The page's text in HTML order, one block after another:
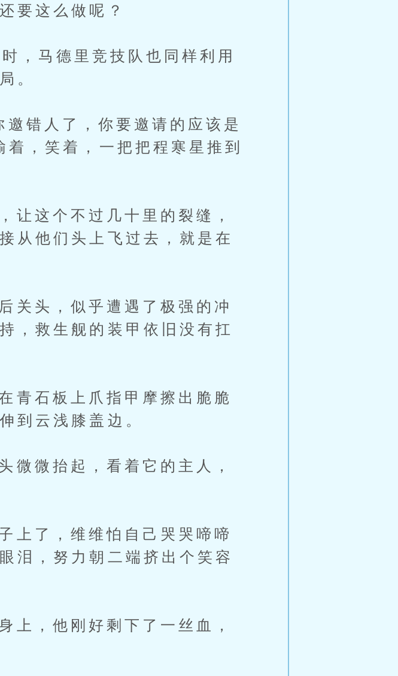
要这么做呢？
马德里竞技队也同样利用
。
人了，你要邀请的应该是
，笑着，一把把程寒星推到
这个不过几十里的裂缝，
从他们头上飞过去，就是在
头，似乎遭遇了极强的冲
，救生舰的装甲依旧没有扛
石板上爪指甲摩擦出脆脆
到云浅膝盖边。
微抬起，看着它的主人，
了，维维怕自己哭哭啼啼
泪，努力朝二端挤出个笑容
，他刚好剩下了一丝血，